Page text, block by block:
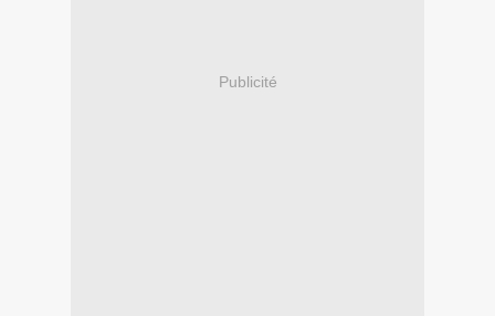
Publicité